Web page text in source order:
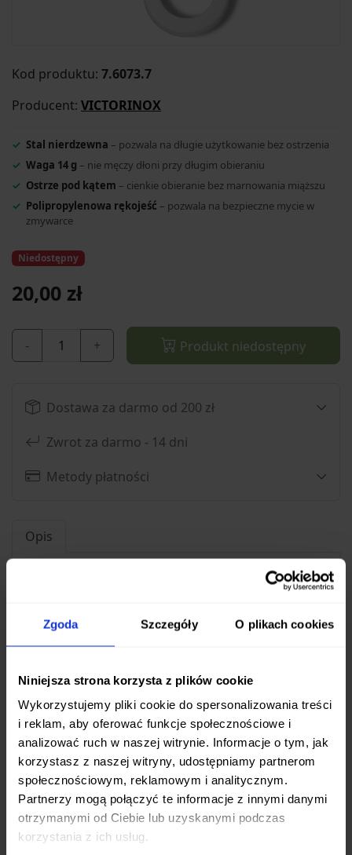
Zgoda Szczegóły O plikach cookies
Niniejsza strona korzysta z plików cookie
Wykorzystujemy pliki cookie do spersonalizowania treści
i reklam, aby oferować funkcje społecznościowe i
analizować ruch w naszej witrynie. Informacje o tym, jak
korzystasz z naszej witryny, udostępniamy partnerom
społecznościowym, reklamowym i analitycznym.
Partnerzy mogą połączyć te informacje z innymi danymi
otrzymanymi od Ciebie lub uzyskanymi podczas
korzystania z ich usług.
Kod produktu: 7.6073.7
Producent: VICTORINOX
Stal nierdzewna – pozwala na długie użytkowanie bez ostrzenia
Waga 14 g – nie męczy dłoni przy długim obieraniu
Ostrze pod kątem – cienkie obieranie bez marnowania miąższu
Polipropylenowa rękojeść – pozwala na bezpieczne mycie w
zmywarce
Niedostępny
20,00 zł
- + Produkt niedostępny
Dostawa za darmo od 200 zł
Zwrot za darmo - 14 dni
Metody płatności
Opis
Ten produkt nie ma jeszcze opinii.
Dodaj pierwszą opinię
Może Cię zainteresować